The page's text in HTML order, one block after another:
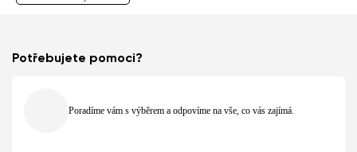
Potřebujete pomoci?
Poradíme vám s výběrem a odpovíme na vše, co vás zajímá.